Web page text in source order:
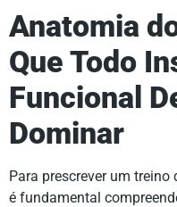
Anatomia
Que Todo
Funcional
Dominar
Para prescrever um treino
é fundamental